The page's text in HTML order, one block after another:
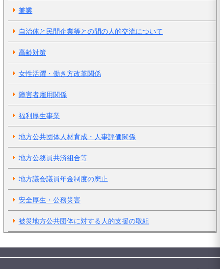
兼業
自治体と民間企業等との間の人的交流について
高齢対策
女性活躍・働き方改革関係
障害者雇用関係
福利厚生事業
地方公共団体人材育成・人事評価関係
地方公務員共済組合等
地方議会議員年金制度の廃止
安全厚生・公務災害
被災地方公共団体に対する人的支援の取組